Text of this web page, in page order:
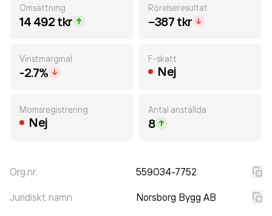
Omsättning
14 492 tkr
Rörelseresultat
−387 tkr
Vinstmarginal
-2.7%
F-skatt
Nej
Momsregistrering
Nej
Antal anställda
8
Org.nr. 559034-7752
Juridiskt namn Norsborg Bygg AB